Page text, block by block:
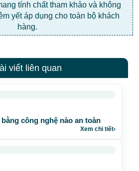
tính chất tham khảo và không
yết áp dụng cho toàn bộ khách
hàng.
viết liên quan
công nghệ nào an toàn
Xem chi tiết›